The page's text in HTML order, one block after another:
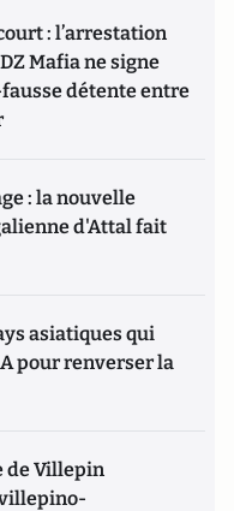
: l’arrestation
Mafia ne signe
détente entre
: la nouvelle
d'Attal fait
asiatiques qui
pour renverser la
de Villepin